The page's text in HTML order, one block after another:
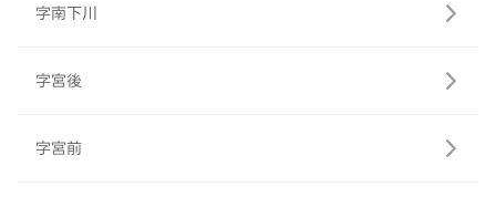
字南下川
字宮後
字宮前